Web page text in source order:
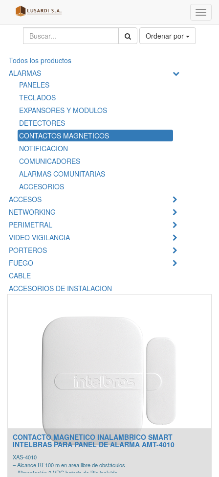
Menú
de
Ordenar por
Todos los productos
ALARMAS
PANELES
TECLADOS
EXPANSORES Y MODULOS
DETECTORES
CONTACTOS MAGNETICOS
NOTIFICACION
COMUNICADORES
ALARMAS COMUNITARIAS
ACCESORIOS
ACCESOS
NETWORKING
PERIMETRAL
VIDEO VIGILANCIA
PORTEROS
FUEGO
CABLE
ACCESORIOS DE INSTALACION
CONTACTO MAGNETICO INALAMBRICO SMART
INTELBRAS PARA PANEL DE ALARMA AMT-4010
XAS-4010
– Alcance RF100 m en area libre de obstáculos
– Alimentación 3 VDC bateria de lítio incluida